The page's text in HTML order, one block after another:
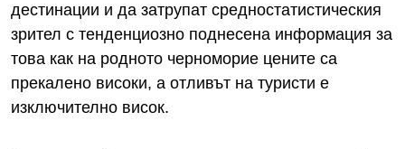
дестинации и да затрупат средностатистическия
зрител с тенденциозно поднесена информация за
това как на родното черноморие цените са
прекалено високи, а отливът на туристи е
изключително висок.